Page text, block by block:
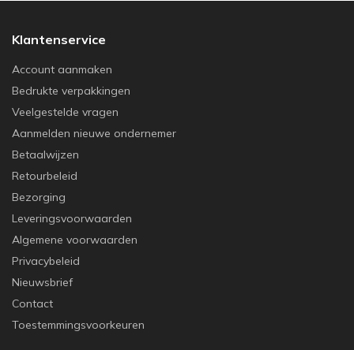
Klantenservice
Account aanmaken
Bedrukte verpakkingen
Veelgestelde vragen
Aanmelden nieuwe ondernemer
Betaalwijzen
Retourbeleid
Bezorging
Leveringsvoorwaarden
Algemene voorwaarden
Privacybeleid
Nieuwsbrief
Contact
Toestemmingsvoorkeuren